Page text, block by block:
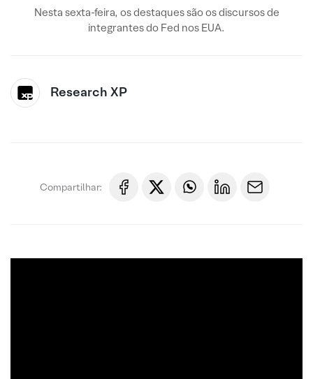
Nesta sexta-feira, os destaques são os discursos de
integrantes do Fed nos EUA.
Research XP
Compartilhar: